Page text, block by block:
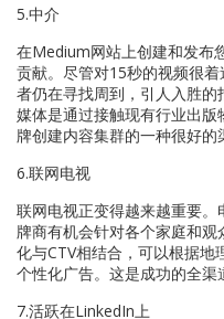
5.中介
在Medium网站上创建和发布
贡献。尽管对15秒的视频很
者仍在寻找周到，引人入胜的
媒体是通过接触现有行业出
牌创建内容集群的一种很好的
6.联网电视
联网电视正变得越来越重要
牌商有机会针对各个家庭和
化与CTV相结合，可以根据
个性化广告。这是成功的全渠
7.活跃在LinkedIn上